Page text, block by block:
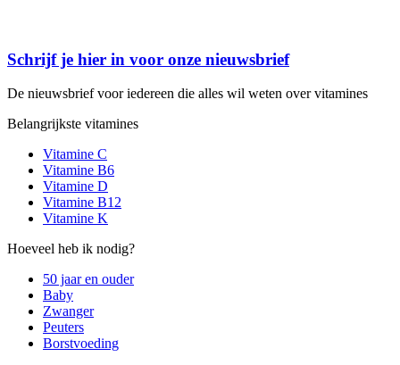
Schrijf je hier in voor onze nieuwsbrief
De nieuwsbrief voor iedereen die alles wil weten over vitamines
Belangrijkste vitamines
Vitamine C
Vitamine B6
Vitamine D
Vitamine B12
Vitamine K
Hoeveel heb ik nodig?
50 jaar en ouder
Baby
Zwanger
Peuters
Borstvoeding